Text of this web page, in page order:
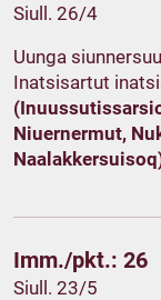
Siull. 26/4
Uunga
Inatsisartut
Niuernermut,
Imm./pkt.: 26
Siull. 23/5